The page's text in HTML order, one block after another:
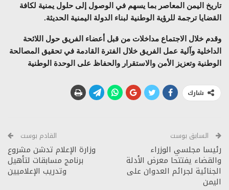
تاريخ اليمن المعاصر بما يسهم في الوصول إلى حلول يمنية لكافة
القضايا ترجمة للرؤية الوطنية لبناء الدولة اليمنية الحديثة.
وقدم خلال الاجتماع مداخلات من قبل أعضاء الفريق حول اللائحة
الداخلية وآلية عمل الفريق خلال الفترة القادمة في تحقيق المصالحة
الوطنية وتعزيز الأمن والاستقرار والحفاظ على الوحدة الوطنية
شارك
السابق بوست
رئيسا مجلسي الوزراء
والقضاء يفتتحا معرض الأدلة
الجنائية لجرائم العدوان على
اليمن
القادم بوست
وزارة الإعلام تدشن مشروع
برنامج مسابقات لتأهيل
وتدريب الإعلاميين